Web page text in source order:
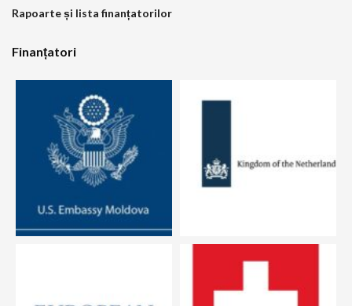
Rapoarte și lista finanțatorilor
Finanțatori